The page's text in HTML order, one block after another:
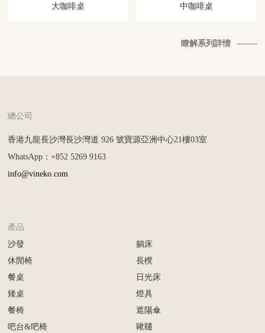
大咖啡桌 中咖啡桌
瞭解系列詳情
總公司
香港九龍長沙灣長沙灣道 926 號寶源亞洲中心21樓03室
WhatsApp：+852 5269 9163
info@vineko.com
產品
沙發
休閒椅
餐桌
矮桌
餐椅
吧台&吧椅
躺床
長櫈
日光床
燈具
遮陽傘
鞦韆